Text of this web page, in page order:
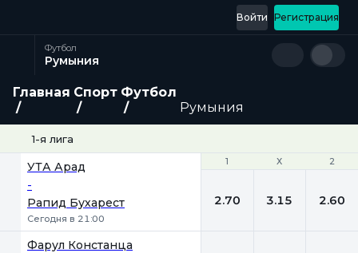
Регистрация
Войти
Футбол
Румыния
Главная Спорт Футбол
Румыния
1-я лига
1 Х 2
УТА Арад
-
Рапид Бухарест
Сегодня в 21:00
1 Х 2
2.70 3.15 2.60
Фарул Констанца